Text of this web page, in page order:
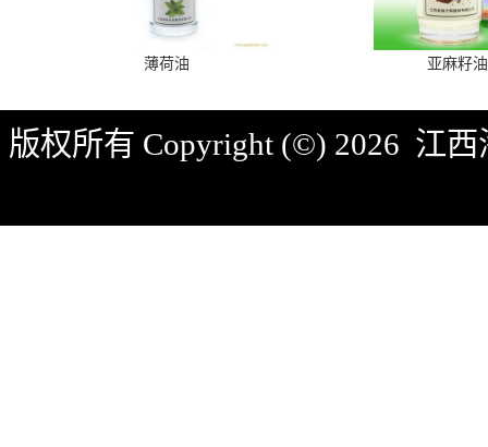
薄荷油 亚麻籽
版权所有 Copyright (©) 2026 江西